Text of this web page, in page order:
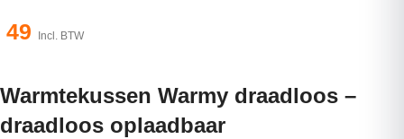
49 Incl. BTW
Warmtekussen Warmy draadloos –
draadloos oplaadbaar